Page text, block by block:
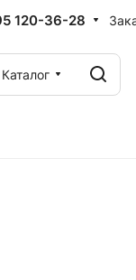
120-36-28
Каталог